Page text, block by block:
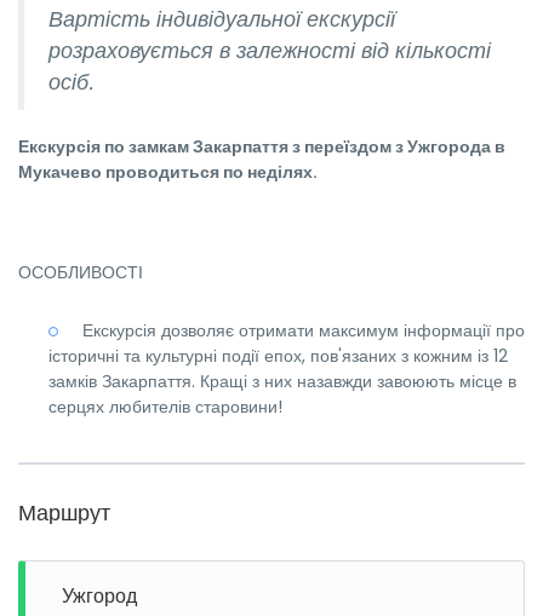
Вартість індивідуальної екскурсії
розраховується в залежності від кількості
осіб.
Екскурсія по замкам Закарпаття з переїздом з Ужгорода в
Мукачево проводиться по неділях.
ОСОБЛИВОСТІ
Екскурсія дозволяє отримати максимум інформації про
історичні та культурні події епох, пов'язаних з кожним із 12
замків Закарпаття. Кращі з них назавжди завоюють місце в
серцях любителів старовини!
Маршрут
Ужгород